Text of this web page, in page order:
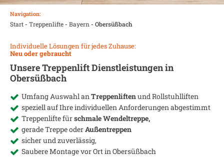
Navigation:
Start- Treppenlifte- Bayern - Obersüßbach
Individuelle Lösungen für jedes Zuhause:
Neu oder gebraucht
Unsere Treppenlift Dienstleistungen in
Obersüßbach
Umfang Auswahl anTreppenliftenund Rollstuhlliften
speziell auf Ihre individuellen Anforderungen abgestimmt
Treppenlifte fürschmale Wendeltreppe,
gerade Treppe oderAußentreppen
sicher und zuverlässig,
Saubere Montage vor Ort inObersüßbach